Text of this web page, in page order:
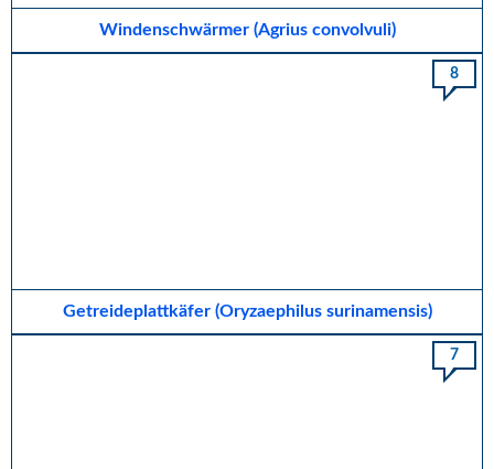
Windenschwärmer (Agrius convolvuli)
Getreideplattkäfer (Oryzaephilus surinamensis)
8
7